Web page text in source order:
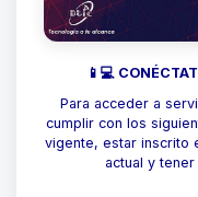
📱💻
Para acceder a
cumplir con los
vigente, estar inscrito
actual y tener